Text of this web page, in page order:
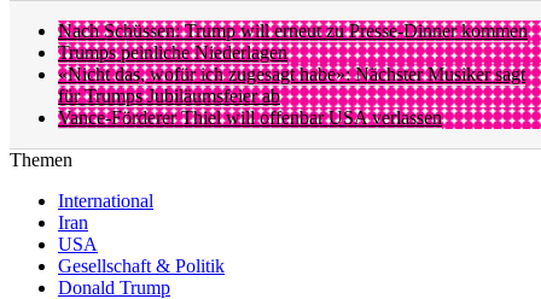
Nach Schüssen: Trump will erneut zu Presse-Dinner kommen
Trumps peinliche Niederlagen
«Nicht das, wofür ich zugesagt habe»: Nächster Musiker sagt
für Trumps Jubiläumsfeier ab
Vance-Förderer Thiel will offenbar USA verlassen
Themen
International
Iran
USA
Gesellschaft & Politik
Donald Trump